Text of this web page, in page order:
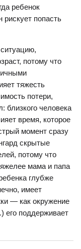
ребенок
рискует попасть
потому что
тяжесть
потери,
близкого человека
время, которое
момент сразу
скрытые
потому что
мама и папа
глубже
имеет
— как окружение
его поддерживает